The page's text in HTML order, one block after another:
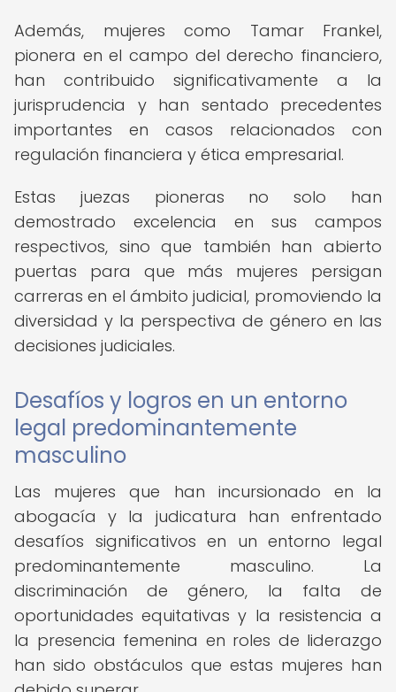
Además, mujeres como Tamar Frankel,
pionera en el campo del derecho financiero,
han contribuido significativamente a la
jurisprudencia y han sentado precedentes
importantes en casos relacionados con
regulación financiera y ética empresarial.
Estas juezas pioneras no solo han
demostrado excelencia en sus campos
respectivos, sino que también han abierto
puertas para que más mujeres persigan
carreras en el ámbito judicial, promoviendo la
diversidad y la perspectiva de género en las
decisiones judiciales.
Desafíos y logros en un entorno
legal predominantemente
masculino
Las mujeres que han incursionado en la
abogacía y la judicatura han enfrentado
desafíos significativos en un entorno legal
predominantemente masculino. La
discriminación de género, la falta de
oportunidades equitativas y la resistencia a
la presencia femenina en roles de liderazgo
han sido obstáculos que estas mujeres han